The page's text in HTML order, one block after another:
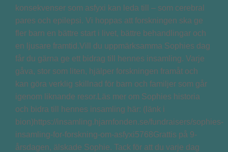
konsekvenser som asfyxi kan leda till – som cerebral
pares och epilepsi. Vi hoppas att forskningen ska ge
fler barn en bättre start i livet, bättre behandlingar och
en ljusare framtid.Vill du uppmärksamma Sophies dag
får du gärna ge ett bidrag till hennes insamling. Varje
gåva, stor som liten, hjälper forskningen framåt och
kan göra verklig skillnad för barn och familjer som går
igenom liknande resor.Läs mer om Sophies historia
och bidra till hennes insamling här: (länk i
bion)https://insamling.hjarnfonden.se/fundraisers/sophies-
insamling-for-forskning-om-asfyxi5768Grattis på 9-
årsdagen, älskade Sophie. Tack för att du varje dag